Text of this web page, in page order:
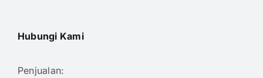
Hubungi Kami
Penjualan: